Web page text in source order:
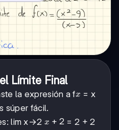
Límite Final
la expresión a fx
x = x
súper fácil.
lim x→2 x
x + 2 = 2 + 2